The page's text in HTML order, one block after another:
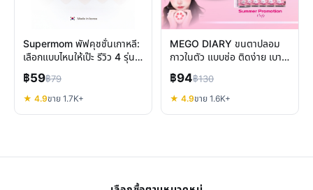
Supermom พัฟคุชชั่นเกาหลี:
เลือกแบบไหนให้เป๊ะ รีวิว 4 รุ่น
ยอดนิยม
฿59฿79
★ 4.9ขาย 1.7K+
MEGO DIARY ขนตาปลอม
กาวในตัว แบบช่อ ติดง่าย เบา
สบาย ทรงสวย ดูเป็นธรรมชาติ
฿94฿130
★ 4.9ขาย 1.6K+